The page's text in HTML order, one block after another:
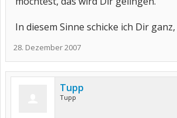
In diesem Sinne schicke ich Dir
28. Dezember 2007
Tupp
Tupp